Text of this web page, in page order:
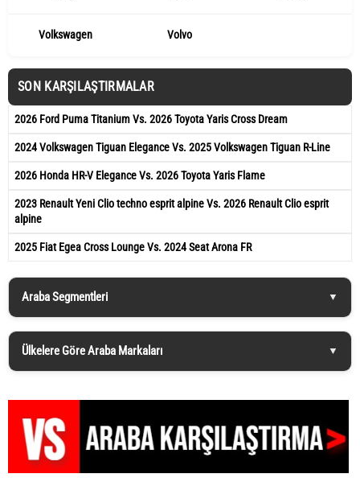
Volkswagen Volvo
SON KARŞILAŞTIRMALAR
2026 Ford Puma Titanium Vs. 2026 Toyota Yaris Cross Dream
2024 Volkswagen Tiguan Elegance Vs. 2025 Volkswagen Tiguan R-Line
2026 Honda HR-V Elegance Vs. 2026 Toyota Yaris Flame
2023 Renault Yeni Clio techno esprit alpine Vs. 2026 Renault Clio esprit
alpine
2025 Fiat Egea Cross Lounge Vs. 2024 Seat Arona FR
Araba Segmentleri
Ülkelere Göre Araba Markaları